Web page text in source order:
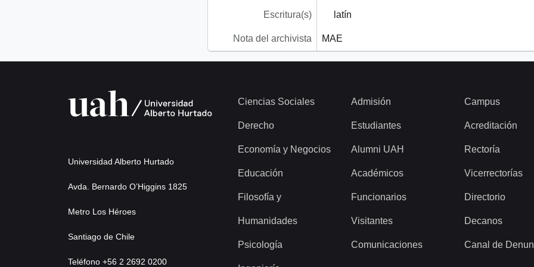
Escritura(s) latín
Nota del archivista MAE
Universidad Alberto Hurtado
Avda. Bernardo O’Higgins 1825
Metro Los Héroes
Santiago de Chile
Teléfono +56 2 2692 0200
Ciencias Sociales
Derecho
Economía y Negocios
Educación
Filosofía y
Humanidades
Psicología
Admisión
Estudiantes
Alumni UAH
Académicos
Funcionarios
Visitantes
Comunicaciones
Campus
Acreditación
Rectoría
Vicerrectorías
Directorio
Decanos
Canal de